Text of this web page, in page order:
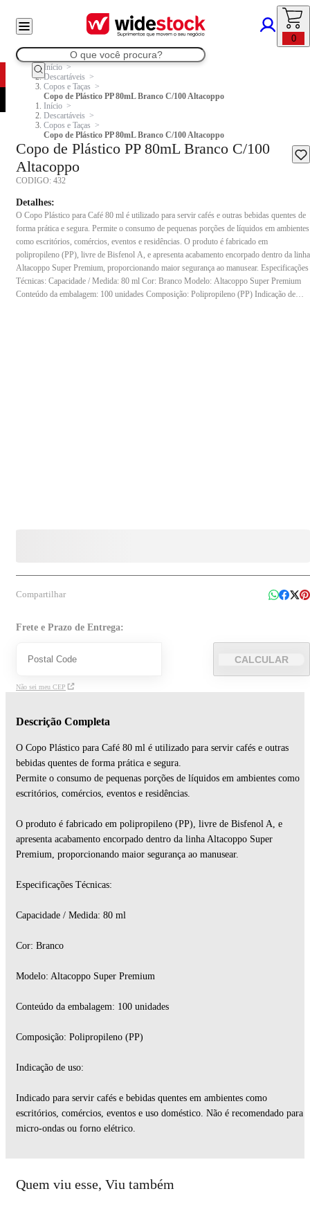
0
Início
Descartáveis
Copos e Taças
Copo de Plástico PP 80mL Branco C/100 Altacoppo
Início
Descartáveis
Copos e Taças
Copo de Plástico PP 80mL Branco C/100 Altacoppo
Copo de Plástico PP 80mL Branco C/100
Altacoppo
CODIGO: 432
Detalhes:
O Copo Plástico para Café 80 ml é utilizado para servir cafés e outras bebidas quentes de
forma prática e segura. Permite o consumo de pequenas porções de líquidos em ambientes
como escritórios, comércios, eventos e residências. O produto é fabricado em
polipropileno (PP), livre de Bisfenol A, e apresenta acabamento encorpado dentro da linha
Altacoppo Super Premium, proporcionando maior segurança ao manusear. Especificações
Técnicas: Capacidade / Medida: 80 ml Cor: Branco Modelo: Altacoppo Super Premium
Conteúdo da embalagem: 100 unidades Composição: Polipropileno (PP) Indicação de
Compartilhar
Frete e Prazo de Entrega:
CALCULAR
Não sei meu CEP
Descrição Completa
O Copo Plástico para Café 80 ml é utilizado para servir cafés e outras
bebidas quentes de forma prática e segura.
Permite o consumo de pequenas porções de líquidos em ambientes como
escritórios, comércios, eventos e residências.
O produto é fabricado em polipropileno (PP), livre de Bisfenol A, e
apresenta acabamento encorpado dentro da linha Altacoppo Super
Premium, proporcionando maior segurança ao manusear.
Especificações Técnicas:
Capacidade / Medida: 80 ml
Cor: Branco
Modelo: Altacoppo Super Premium
Conteúdo da embalagem: 100 unidades
Composição: Polipropileno (PP)
Indicação de uso:
Indicado para servir cafés e bebidas quentes em ambientes como
escritórios, comércios, eventos e uso doméstico. Não é recomendado para
micro-ondas ou forno elétrico.
Quem viu esse, Viu também